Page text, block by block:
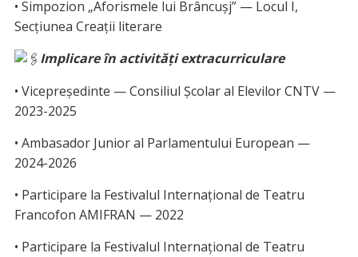
• Simpozion „Aforismele lui Brâncușj” — Locul I,
Secțiunea Creații literare
Implicare în activități extracurriculare
• Vicepreședinte — Consiliul Școlar al Elevilor CNTV —
2023-2025
• Ambasador Junior al Parlamentului European —
2024-2026
• Participare la Festivalul Internațional de Teatru
Francofon AMIFRAN — 2022
• Participare la Festivalul Internațional de Teatru